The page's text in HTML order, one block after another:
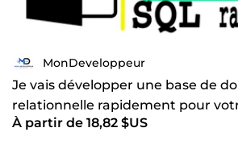
MonDeveloppeur
Je vais développer une base de
relationnelle rapidement pour
À partir de 18,82 $US